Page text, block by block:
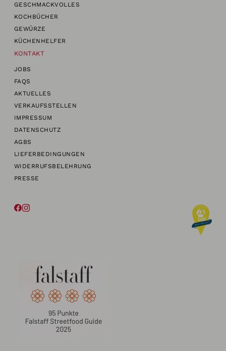
GESCHMACKVOLLES
KOCHBÜCHER
GEWÜRZE
KÜCHENHELFER
KONTAKT
JOBS
FAQS
AKTUELLES
VERKAUFSSTELLEN
IMPRESSUM
DATENSCHUTZ
AGBS
LIEFERBEDINGUNGEN
WIDERRUFSBELEHRUNG
PRESSE